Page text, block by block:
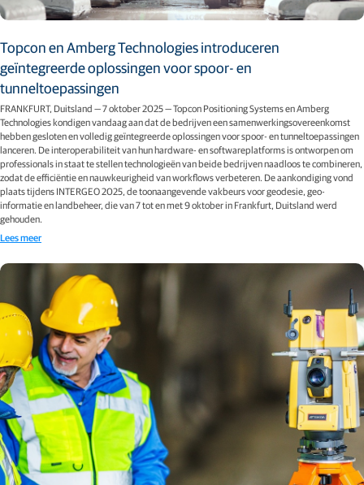
Topcon en Amberg Technologies introduceren
geïntegreerde oplossingen voor spoor- en
tunneltoepassingen
FRANKFURT, Duitsland — 7 oktober 2025 — Topcon Positioning Systems en Amberg
Technologies kondigen vandaag aan dat de bedrijven een samenwerkingsovereenkomst
hebben gesloten en volledig geïntegreerde oplossingen voor spoor- en tunneltoepassingen
lanceren. De interoperabiliteit van hun hardware- en softwareplatforms is ontworpen om
professionals in staat te stellen technologieën van beide bedrijven naadloos te combineren,
zodat de efficiëntie en nauwkeurigheid van workflows verbeteren. De aankondiging vond
plaats tijdens INTERGEO 2025, de toonaangevende vakbeurs voor geodesie, geo-
informatie en landbeheer, die van 7 tot en met 9 oktober in Frankfurt, Duitsland werd
gehouden.
Lees meer